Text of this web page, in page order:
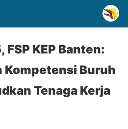
KEP Banten:
Buruh
Tenaga Kerja